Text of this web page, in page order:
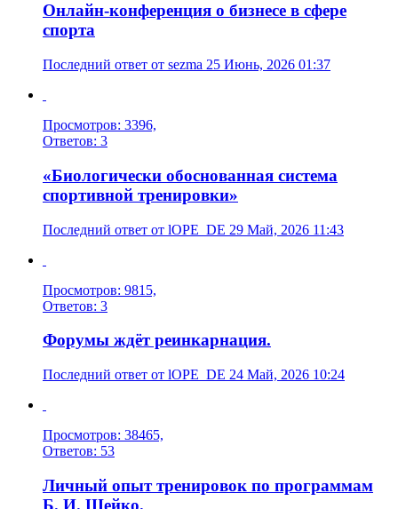
Онлайн-конференция о бизнесе в сфере
спорта
Последний ответ от sezma 25 Июнь, 2026 01:37
Просмотров: 3396,
Ответов: 3
«Биологически обоснованная система
спортивной тренировки»
Последний ответ от lOPE_DE 29 Май, 2026 11:43
Просмотров: 9815,
Ответов: 3
Форумы ждёт реинкарнация.
Последний ответ от lOPE_DE 24 Май, 2026 10:24
Просмотров: 38465,
Ответов: 53
Личный опыт тренировок по программам
Б. И. Шейко.